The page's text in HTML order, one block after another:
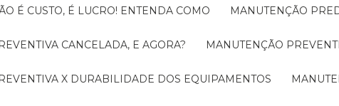
É CUSTO, É LUCRO! ENTENDA COMO MANUTENÇÃO
CANCELADA, E AGORA? MANUTENÇÃO
X DURABILIDADE DOS EQUIPAMENTOS